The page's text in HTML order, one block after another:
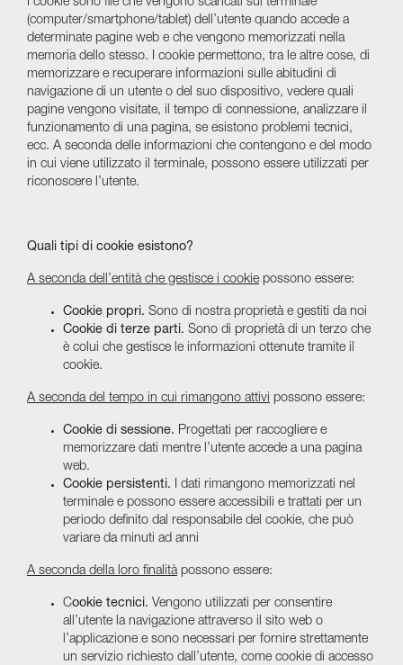
Skyled - Luminarie su misura
Neolight - Luminarie tecniche di design
Sistemi modulari lineari e curvi
Binario trifase (230V)
Binario 48V
Binario mini 24V
Spotlights e Downlights
I cookie sono file che vengono scaricati sul terminale
(computer/smartphone/tablet) dell’utente quando accede a
determinate pagine web e che vengono memorizzati nella
memoria dello stesso. I cookie permettono, tra le altre cose, di
memorizzare e recuperare informazioni sulle abitudini di
navigazione di un utente o del suo dispositivo, vedere quali
pagine vengono visitate, il tempo di connessione, analizzare il
funzionamento di una pagina, se esistono problemi tecnici,
ecc. A seconda delle informazioni che contengono e del modo
in cui viene utilizzato il terminale, possono essere utilizzati per
riconoscere l’utente.
Quali tipi di cookie esistono?
A seconda dell’entità che gestisce i cookie possono essere:
Cookie propri. Sono di nostra proprietà e gestiti da noi
Cookie di terze parti. Sono di proprietà di un terzo che
è colui che gestisce le informazioni ottenute tramite il
cookie.
A seconda del tempo in cui rimangono attivi possono essere:
Cookie di sessione. Progettati per raccogliere e
memorizzare dati mentre l’utente accede a una pagina
web.
Cookie persistenti. I dati rimangono memorizzati nel
terminale e possono essere accessibili e trattati per un
periodo definito dal responsabile del cookie, che può
variare da minuti ad anni
A seconda della loro finalitàpossono essere:
Cookie tecnici. Vengono utilizzati per consentire
all’utente la navigazione attraverso il sito web o
l’applicazione e sono necessari per fornire strettamente
un servizio richiesto dall’utente, come cookie di accesso